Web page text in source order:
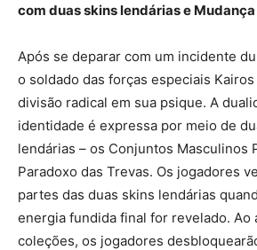
com duas skins lendárias e
Após se deparar com um incidente
o soldado das forças especiais
divisão radical em sua psique. A
identidade é expressa por meio de
lendárias – os Conjuntos Masculinos
Paradoxo das Trevas. Os jogadores
partes das duas skins lendárias
energia fundida final for revelado. Ao
coleções, os jogadores